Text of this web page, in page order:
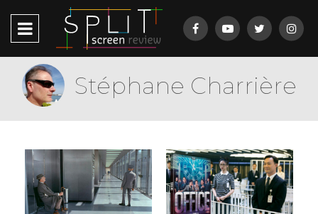
Stéphane Charrière